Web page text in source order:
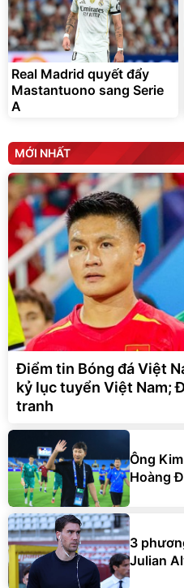
Real Madrid quyết đẩy
Mastantuono sang Serie
A
MỚI NHẤT
Điểm tin Bóng đá Việt
kỷ lục tuyển Việt Nam;
tranh
Ông
Hoàng
3
Julian